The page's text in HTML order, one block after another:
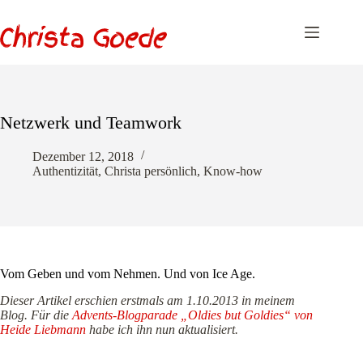
springen
Netzwerk und Teamwork
Dezember 12, 2018
Authentizität, Christa persönlich, Know-how
Vom Geben und vom Nehmen. Und von Ice Age.
Dieser Artikel erschien erstmals am 1.10.2013 in meinem
Blog. Für die Advents-Blogparade „Oldies but Goldies“ von
Heide Liebmann habe ich ihn nun aktualisiert.